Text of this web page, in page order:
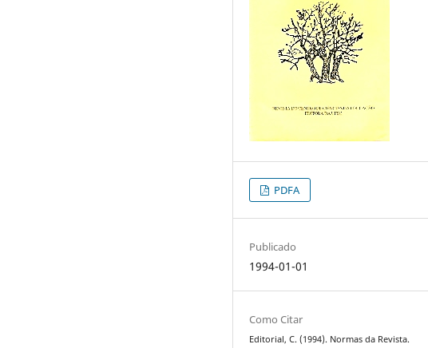
PDFA
Publicado
1994-01-01
Como Citar
Editorial, C. (1994). Normas da Revista.